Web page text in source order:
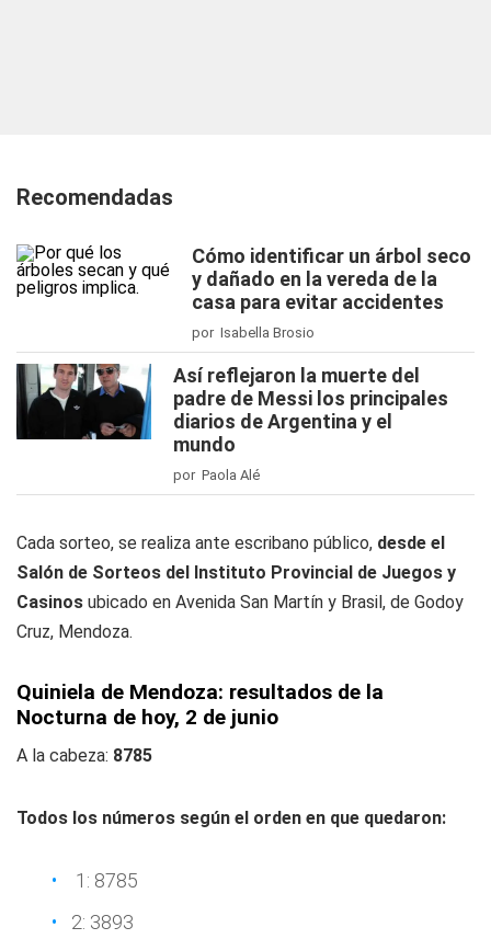
Recomendadas
Cómo identificar un árbol seco
y dañado en la vereda de la
casa para evitar accidentes
por Isabella Brosio
Así reflejaron la muerte del
padre de Messi los principales
diarios de Argentina y el
mundo
por Paola Alé
Cada sorteo, se realiza ante escribano público, desde el
Salón de Sorteos del Instituto Provincial de Juegos y
Casinos ubicado en Avenida San Martín y Brasil, de Godoy
Cruz, Mendoza.
Quiniela de Mendoza: resultados de la
Nocturna de hoy, 2 de junio
A la cabeza: 8785
Todos los números según el orden en que quedaron:
1: 8785
2: 3893